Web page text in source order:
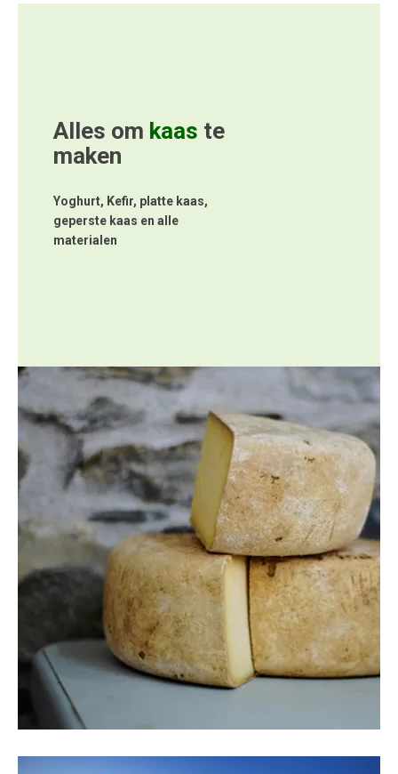
Yoghurt, Kefir, platte kaas,
geperste kaas en alle
materialen
Alles om kaas te
maken